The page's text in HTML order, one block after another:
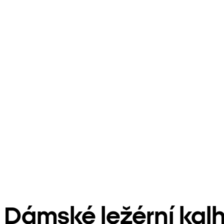
Dámské ležérní